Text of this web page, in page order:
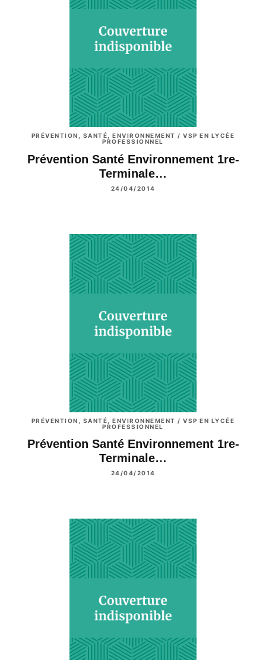
PRÉVENTION, SANTÉ, ENVIRONNEMENT / VSP EN LYCÉE
PROFESSIONNEL
Prévention Santé Environnement 1re-
Terminale…
24/04/2014
PRÉVENTION, SANTÉ, ENVIRONNEMENT / VSP EN LYCÉE
PROFESSIONNEL
Prévention Santé Environnement 1re-
Terminale…
24/04/2014